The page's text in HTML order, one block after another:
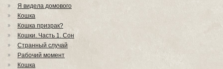
Я видела домового
Кошка
Кошка призрак?
Кошки. Часть 1. Сон
Странный случай
Рабочий момент
Кошка